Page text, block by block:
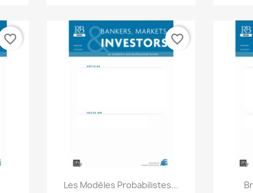
favorite_border
Quick view
Les Modèles Probabilistes...
favorite_border